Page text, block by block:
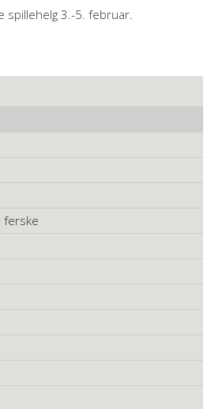
spillehelg 3.-5. februar.
ferske